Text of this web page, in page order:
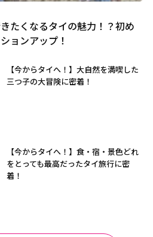
たくなるタイの魅力！？初め
ョンアップ！
【今からタイへ！】大自然を満喫した
三つ子の大冒険に密着！
【今からタイへ！】食・宿・景色どれ
をとっても最高だったタイ旅行に密
着！